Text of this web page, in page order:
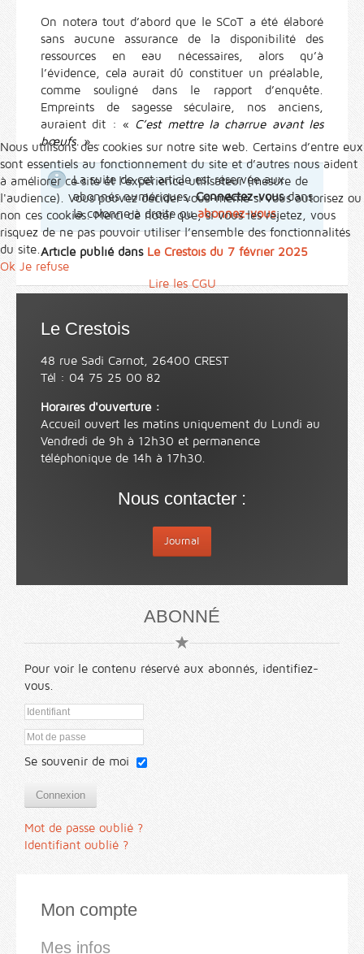
On notera tout d’abord que le SCoT a été élaboré
sans aucune assurance de la disponibilité des
ressources en eau nécessaires, alors qu’à
l’évidence, cela aurait dû constituer un préalable,
comme souligné dans le rapport d’enquête.
Empreints de sagesse séculaire, nos anciens,
auraient dit : « C’est mettre la charrue avant les
bœufs. »...
La suite de cet article est réservée aux
abonnés numériques.Connectez-vousdans
la colonne à droite ouabonnez-vous.
Article publié dans Le Crestois du 7 février 2025
Le Crestois
48 rue Sadi Carnot, 26400 CREST
Tél : 04 75 25 00 82
Horaires d'ouverture :
Accueil ouvert les matins uniquement du Lundi au
Vendredi de 9h à 12h30 et permanence
téléphonique de 14h à 17h30.
Nous contacter :
Journal
ABONNÉ
Pour voir le contenu réservé aux abonnés, identifiez-
vous.
Se souvenir de moi
Connexion
Mot de passe oublié ?
Identifiant oublié ?
Mon compte
Mes infos
Nous utilisons des cookies sur notre site web. Certains d’entre eux
sont essentiels au fonctionnement du site et d’autres nous aident
à améliorer ce site et l’expérience utilisateur (mesure de
l'audience). Vous pouvez décider vous-même si vous autorisez ou
non ces cookies. Merci de noter que, si vous les rejetez, vous
risquez de ne pas pouvoir utiliser l’ensemble des fonctionnalités
du site.
Ok Je refuse
Lire les CGU